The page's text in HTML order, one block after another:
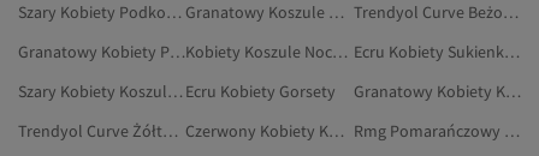
Szary Kobiety Podkoszulek Plus Size
Granatowy Koszule Plus Size
Trendyol Curve Beżowy Koszule Plus Size
Granatowy Kobiety Podkoszulek Plus Size
Kobiety Koszule Nocne Plus Size
Ecru Kobiety Sukienki Wieczorowe Plus Size
Szary Kobiety Koszule Nocne Plus Size Ecru Kobiety Gorsety
Granatowy Kobiety Koszule Nocne Plus Size
Trendyol Curve Żółty Koszule
Czerwony Kobiety Koszule Plus Size
Rmg Pomarańczowy Koszule Plus Size